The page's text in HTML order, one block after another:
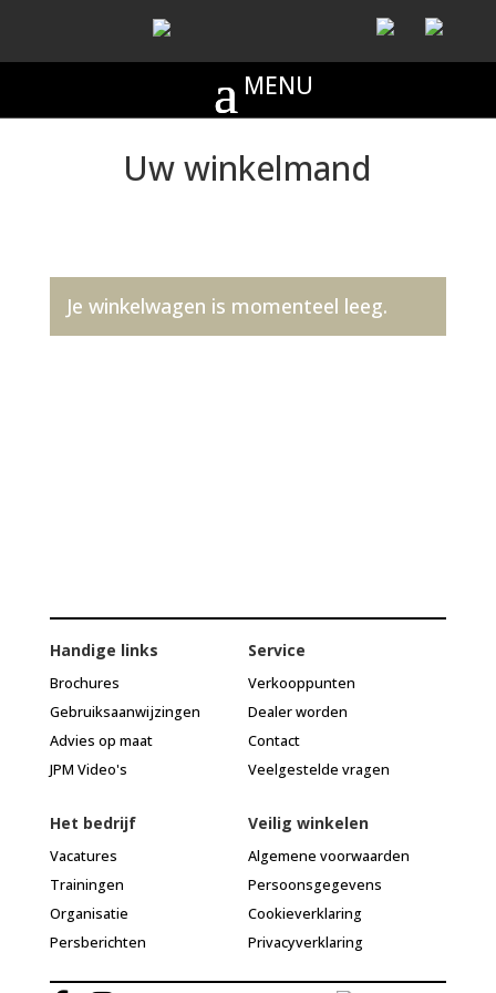
Uw winkelmand
Je winkelwagen is momenteel leeg.
Handige links
Brochures
Gebruiksaanwijzingen
Advies op maat
JPM Video's
Service
Verkooppunten
Dealer worden
Contact
Veelgestelde vragen
Het bedrijf
Vacatures
Trainingen
Organisatie
Persberichten
Veilig winkelen
Algemene voorwaarden
Persoonsgegevens
Cookieverklaring
Privacyverklaring